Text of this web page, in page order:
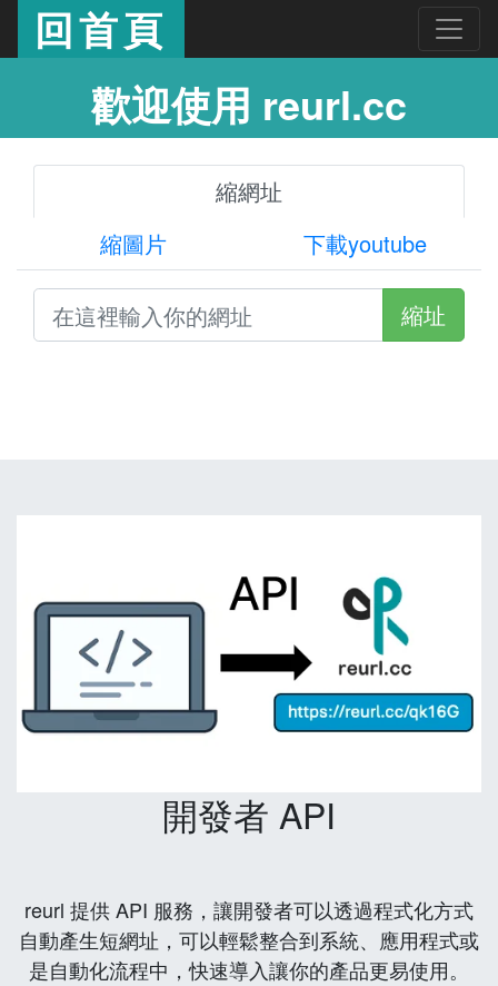
回首頁
歡迎使用 reurl.cc
縮網址
縮圖片
下載youtube
縮址
開發者 API
reurl 提供 API 服務，讓開發者可以透過程式化方式
自動產生短網址，可以輕鬆整合到系統、應用程式或
是自動化流程中，快速導入讓你的產品更易使用。